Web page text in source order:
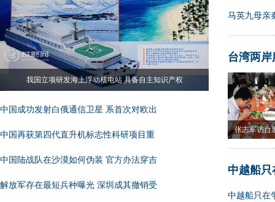
我国立项研发海上浮动核电站 具备自主知识产权
中国成功发射白俄通信卫星 系首次对欧出
中国再获第四代直升机标志性科研项目重
中国陆战队在沙漠如何伪装 官方办法穿吉
解放军存在最短兵种曝光 深圳成其撤销受
马英九母亲
台湾两
张志军访台
果
中越船
中越船只在